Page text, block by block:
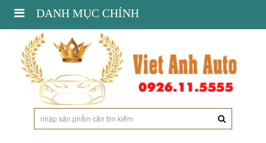
Toggle
DANH MỤC CHÍNH